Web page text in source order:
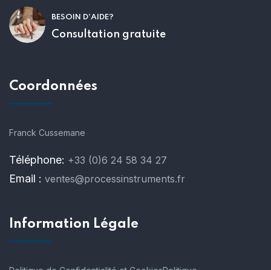
BESOIN D'AIDE?
Consultation gratuite
Coordonnées
Franck Cussemane
Téléphone: +33 (0)6 24 58 34 27
Email : ventes@processinstruments.fr
Information Légale